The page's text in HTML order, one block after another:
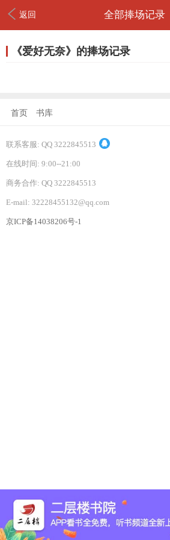
返回 全部捧场记录
《爱好无奈》的捧场记录
首页 书库
联系客服: QQ 3222845513
在线时间: 9:00--21:00
商务合作: QQ 3222845513
E-mail: 32228455132@qq.com
京ICP备14038206号-1